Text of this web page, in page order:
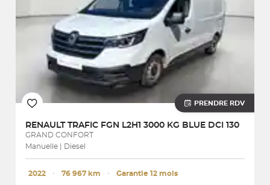
PRENDRE RDV
RENAULT TRAFIC FGN L2H1 3000 KG BLUE DCI 130
GRAND CONFORT
Manuelle | Diesel
2022 ･ 76 967 km ･ Garantie 12 mois